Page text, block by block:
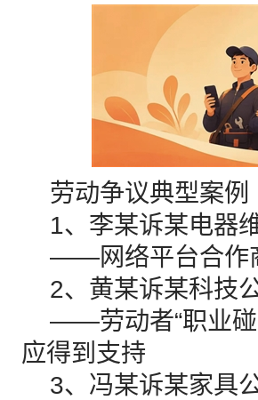
劳动争议典型案例
1、李某诉某电器
——网络平台合作
2、黄某诉某科技
——劳动者“职业碰
应得到支持
3、冯某诉某家具